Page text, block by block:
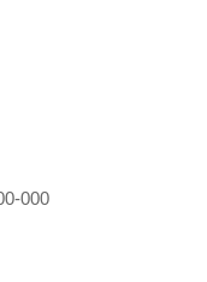
000